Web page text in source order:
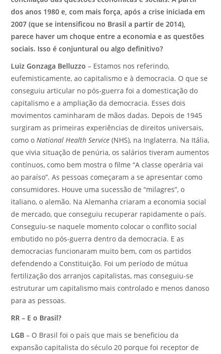
dos anos 1980 e, com mais força, após a crise iniciada em
2007 (que se intensificou no Brasil a partir de 2014),
parece haver um choque entre a economia e as questões
sociais. Isso é conjuntural ou algo definitivo?
Luiz Gonzaga Belluzzo – Estamos nos referindo,
eufemisticamente, ao capitalismo e à democracia. O que se
conseguiu articular no pós-guerra foi a domesticação do
capitalismo e a ampliação da democracia. Esses dois
movimentos caminharam de mãos dadas. Depois de 1945
surgiram as primeiras experiências de direitos universais,
como o National Health Service (NHS), na Inglaterra. Na Itália,
que vivia situação de penúria, os salários tiveram aumentos
contínuos, como bem mostra o filme “A classe operária vai
ao paraíso”. As pessoas começaram a se apresentar como
consumidores. Houve uma sucessão de “milagres”, o
italiano, o alemão. Na Alemanha criaram a economia social
de mercado, que conseguiu recuperar rapidamente o país.
Conseguiu-se naquele momento colocar o conflito social
embutido no pós-guerra dentro da democracia. E as
democracias funcionaram muito bem, com os partidos
defendendo a Constituição. Foi um período de mútua
fertilização dos arranjos capitalistas, mas conseguiu-se
estruturar um capitalismo mais controlado e menos danoso
para as pessoas.
RR – E o Brasil?
LGB – O Brasil foi o país que mais se beneficiou da
expansão capitalista do século 20 porque foi receptor de